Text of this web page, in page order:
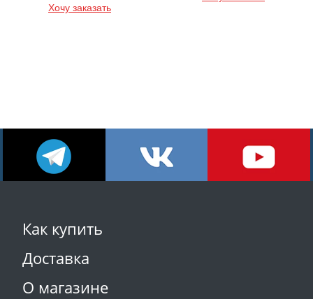
Хочу заказать
Как купить
Доставка
О магазине